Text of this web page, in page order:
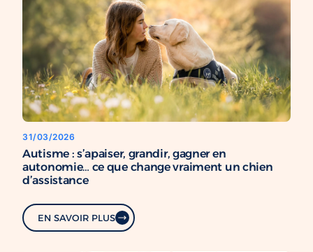
31/03/2026
Autisme : s’apaiser, grandir, gagner en
autonomie… ce que change vraiment un chien
d’assistance
EN SAVOIR PLUS